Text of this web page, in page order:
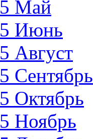
Май
Июнь
Август
Сентябрь
Октябрь
Ноябрь